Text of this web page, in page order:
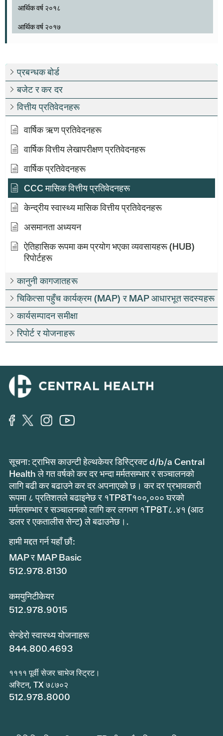
प्रबन्धक बोर्ड
बजेट र कर दर
वित्तीय प्रतिवेदनहरू
वार्षिक ऋण प्रतिवेदनहरू
वार्षिक वित्तीय लेखापरीक्षण प्रतिवेदनहरू
वार्षिक प्रतिवेदनहरू
CCC मासिक वित्तीय प्रतिवेदनहरू
केन्द्रीय स्वास्थ्य मासिक वित्तीय प्रतिवेदनहरू
असमानता अध्ययन
ऐतिहासिक रूपमा कम प्रयोग भएका व्यवसायहरू (HUB)
रिपोर्टहरू
कानुनी कागजातहरू
चिकित्सा पहुँच कार्यक्रम (MAP) र MAP आधारभूत सदस्यहरू
कार्यसम्पादन समीक्षा
रिपोर्ट र योजनाहरू
आर्थिक वर्ष २०१८
आर्थिक वर्ष २०१७
सूचना: ट्राभिस काउन्टी हेल्थकेयर डिस्ट्रिक्ट d/b/a Central
Health ले गत वर्षको कर दर भन्दा मर्मतसम्भार र सञ्चालनको
लागि बढी कर बढाउने कर दर अपनाएको छ। कर दर प्रभावकारी
रूपमा ८ प्रतिशतले बढाइनेछ र १TP8T१००,००० घरको
मर्मतसम्भार र सञ्चालनको लागि कर लगभग १TP8T८.४१ (आठ
डलर र एकतालीस सेन्ट) ले बढाउनेछ।.
हामी मद्दत गर्न यहाँ छौं:
MAP र MAP Basic
512.978.8130
कमयुनिटीकेयर
512.978.9015
सेन्डेरो स्वास्थ्य योजनाहरू
844.800.4693
११११ पूर्वी सेजर चाभेज स्ट्रिट।
अस्टिन, TX ७८७०२
512.978.8000